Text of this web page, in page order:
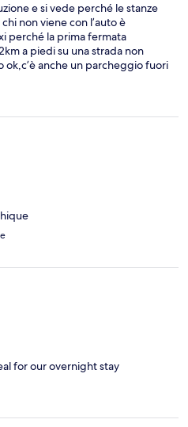
e si vede perché le stanze
non viene con l’auto è
perché la prima fermata
a piedi su una strada non
anche un parcheggio fuori
si prendono responsabilità
al costo di 10€ al giorno.
resto non serviva consegnare
con codice quindi niente
ma ci verrei altre volte
for our overnight stay